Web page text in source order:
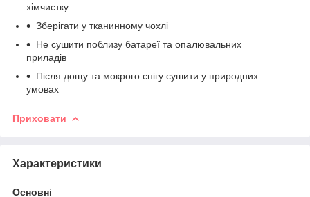
хімчистку
Зберігати у тканинному чохлі
Не сушити поблизу батареї та опалювальних
приладів
Після дощу та мокрого снігу сушити у природних
умовах
Приховати
Характеристики
Основні